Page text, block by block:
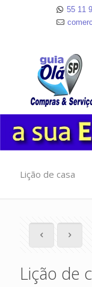
55 11
Lição de casa
Lição de